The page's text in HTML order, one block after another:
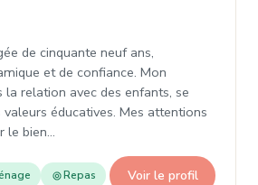
de cinquante neuf ans,
et de confiance. Mon
relation avec des enfants, se
éducatives. Mes attentions
le bien…
Repas Voir le profil